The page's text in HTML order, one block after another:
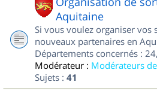
Aquitaine
Si vous voulez organiser vos
nouveaux partenaires en
Départements concernés :
Modérateur : Modérateurs
Sujets : 41